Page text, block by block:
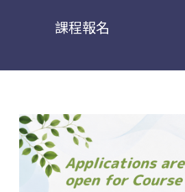
課程報名